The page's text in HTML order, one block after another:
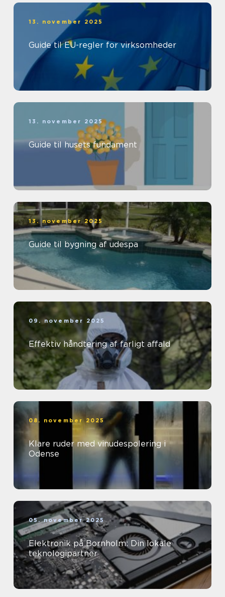
13. november 2025
Guide til EU-regler for virksomheder
13. november 2025
Guide til husets fundament
13. november 2025
Guide til bygning af udespa
09. november 2025
Effektiv håndtering af farligt affald
08. november 2025
Klare ruder med vinudespolering i
Odense
05. november 2025
Elektronik på Bornholm: Din lokale
teknologipartner